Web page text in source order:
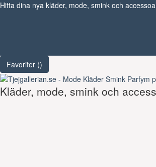
Hitta dina nya kläder, mode, smink och
Favoriter ()
Kläder, mode, smink och